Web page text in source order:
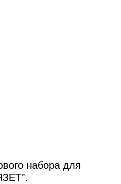
набора для